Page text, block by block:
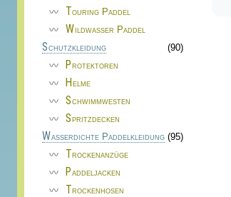
Touring Paddel
Wildwasser Paddel
Schutzkleidung
(90)
Protektoren
Helme
Schwimmwesten
Spritzdecken
Wasserdichte Paddelkleidung (95)
Trockenanzüge
Paddeljacken
Trockenhosen